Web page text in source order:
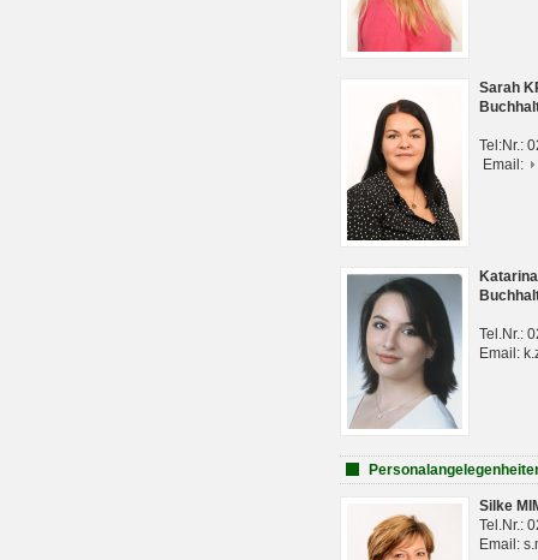
Sarah
Tel:Nr.:
Email:
Tel.Nr.:
Email:
Silke
Tel.Nr.:
Email: